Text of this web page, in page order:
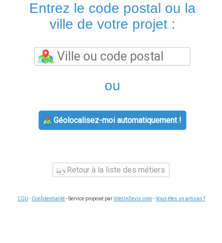
Entrez le code postal ou la
ville de votre projet :
ou
Géolocalisez-moi automatiquement !
Retour à la liste des métiers
CGU - Confidentialité- Service proposé parViteUnDevis.com -Vous êtes un artisan ?